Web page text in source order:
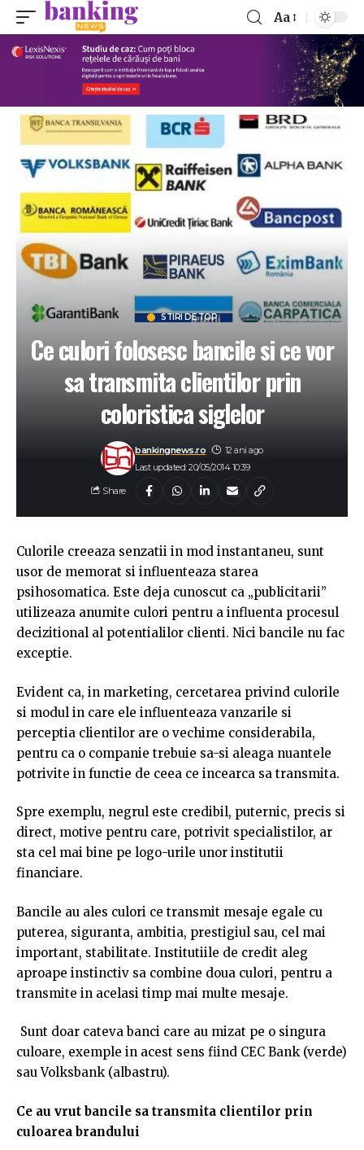
Aa
STIRI DE TOP
Ce culori folosesc bancile si ce vor
sa transmita clientilor prin
coloristica siglelor
Last updated: 20/05/2014 10:39
bankingnews.ro 12 ani ago
Share
Culorile creeaza senzatii in mod instantaneu, sunt
usor de memorat si influenteaza starea
psihosomatica. Este deja cunoscut ca „publicitarii”
utilizeaza anumite culori pentru a influenta procesul
decizitional al potentialilor clienti. Nici bancile nu fac
exceptie.
Evident ca, in marketing, cercetarea privind culorile
si modul in care ele influenteaza vanzarile si
perceptia clientilor are o vechime considerabila,
pentru ca o companie trebuie sa-si aleaga nuantele
potrivite in functie de ceea ce incearca sa transmita.
Spre exemplu, negrul este credibil, puternic, precis si
direct, motive pentru care, potrivit specialistilor, ar
sta cel mai bine pe logo-urile unor institutii
financiare.
Bancile au ales culori ce transmit mesaje egale cu
puterea, siguranta, ambitia, prestigiul sau, cel mai
important, stabilitate. Institutiile de credit aleg
aproape instinctiv sa combine doua culori, pentru a
transmite in acelasi timp mai multe mesaje.
Sunt doar cateva banci care au mizat pe o singura
culoare, exemple in acest sens fiind CEC Bank (verde)
sau Volksbank (albastru).
Ce au vrut bancile sa transmita clientilor prin
culoarea brandului